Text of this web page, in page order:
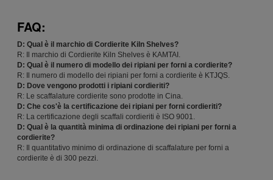
FAQ:
D: Qual è il marchio di Cordierite Kiln Shelves?
R: Il marchio di Cordierite Kiln Shelves è KAMTAI.
D: Qual è il numero di modello dei ripiani per forni a cordierite?
R: Il numero di modello dei ripiani per forni a cordierite è KTJQS.
D: Dove vengono prodotti i ripiani cordieriti?
R: Le scaffalature cordierite sono prodotte in Cina.
D: Che cos'è la certificazione dei ripiani per forni cordieriti?
R: La certificazione degli scaffali cordieriti è ISO 9001.
D: Qual è la quantità minima di ordinazione dei ripiani per forni a
cordierite?
R: Il quantitativo minimo di ordinazione di scaffalature per forni a
cordierite è di 300 pezzi.